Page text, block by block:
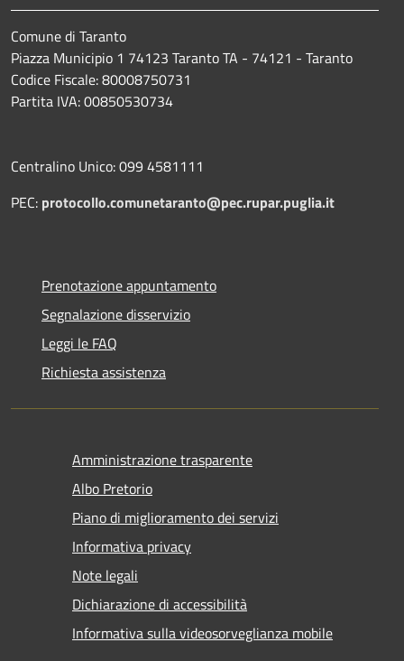
Comune di Taranto
Piazza Municipio 1 74123 Taranto TA - 74121 - Taranto
Codice Fiscale: 80008750731
Partita IVA: 00850530734
Centralino Unico: 099 4581111
PEC: protocollo.comunetaranto@pec.rupar.puglia.it
Prenotazione appuntamento
Segnalazione disservizio
Leggi le FAQ
Richiesta assistenza
Amministrazione trasparente
Albo Pretorio
Piano di miglioramento dei servizi
Informativa privacy
Note legali
Dichiarazione di accessibilità
Informativa sulla videosorveglianza mobile